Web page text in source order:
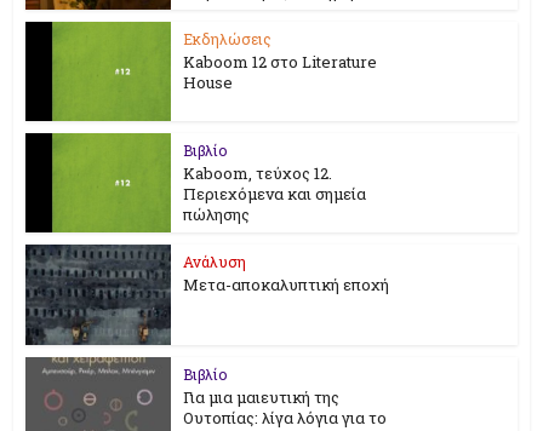
Εκδηλώσεις
Kaboom 12 στο Literature
House
Βιβλίο
Kaboom, τεύχος 12.
Περιεχόμενα και σημεία
πώλησης
Ανάλυση
Μετα-αποκαλυπτική εποχή
Βιβλίο
Για μια μαιευτική της
Ουτοπίας: λίγα λόγια για το